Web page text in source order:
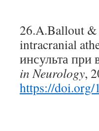
26.A.Ballout
intracranial
инсульта при
in Neurology,
https://doi.org/